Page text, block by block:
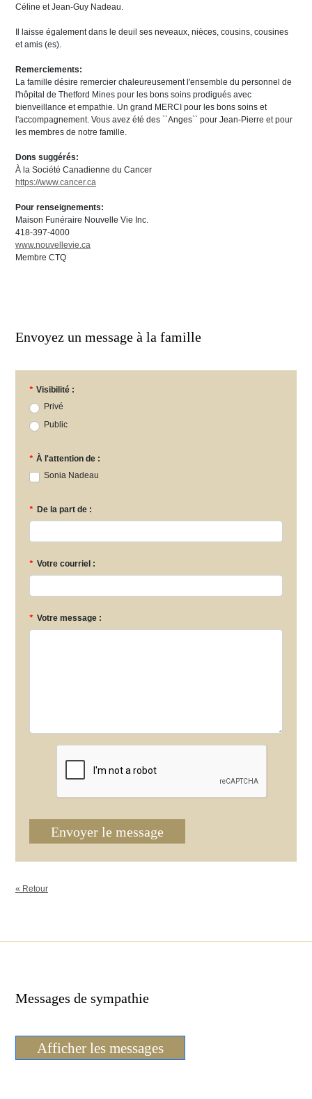
Céline et Jean-Guy Nadeau.
Il laisse également dans le deuil ses neveaux, nièces, cousins, cousines
et amis (es).
Remerciements:
La famille désire remercier chaleureusement l'ensemble du personnel de
l'hôpital de Thetford Mines pour les bons soins prodigués avec
bienveillance et empathie. Un grand MERCI pour les bons soins et
l'accompagnement. Vous avez été des ``Anges`` pour Jean-Pierre et pour
les membres de notre famille.
Dons suggérés:
À la Société Canadienne du Cancer
https://www.cancer.ca
Pour renseignements:
Maison Funéraire Nouvelle Vie Inc.
418-397-4000
www.nouvellevie.ca
Membre CTQ
Envoyez un message à la famille
* Visibilité :
Privé
Public
* À l'attention de :
Sonia Nadeau
* De la part de :
* Votre courriel :
* Votre message :
Envoyer le message
« Retour
Messages de sympathie
Afficher les messages